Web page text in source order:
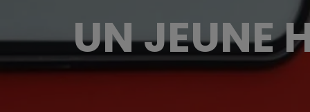
UN JEUNE